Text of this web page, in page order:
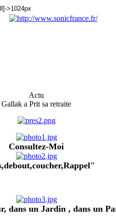
Actu
Gallak a Prit sa retraite
Consultez-Moi
dans un Jardin , dans un